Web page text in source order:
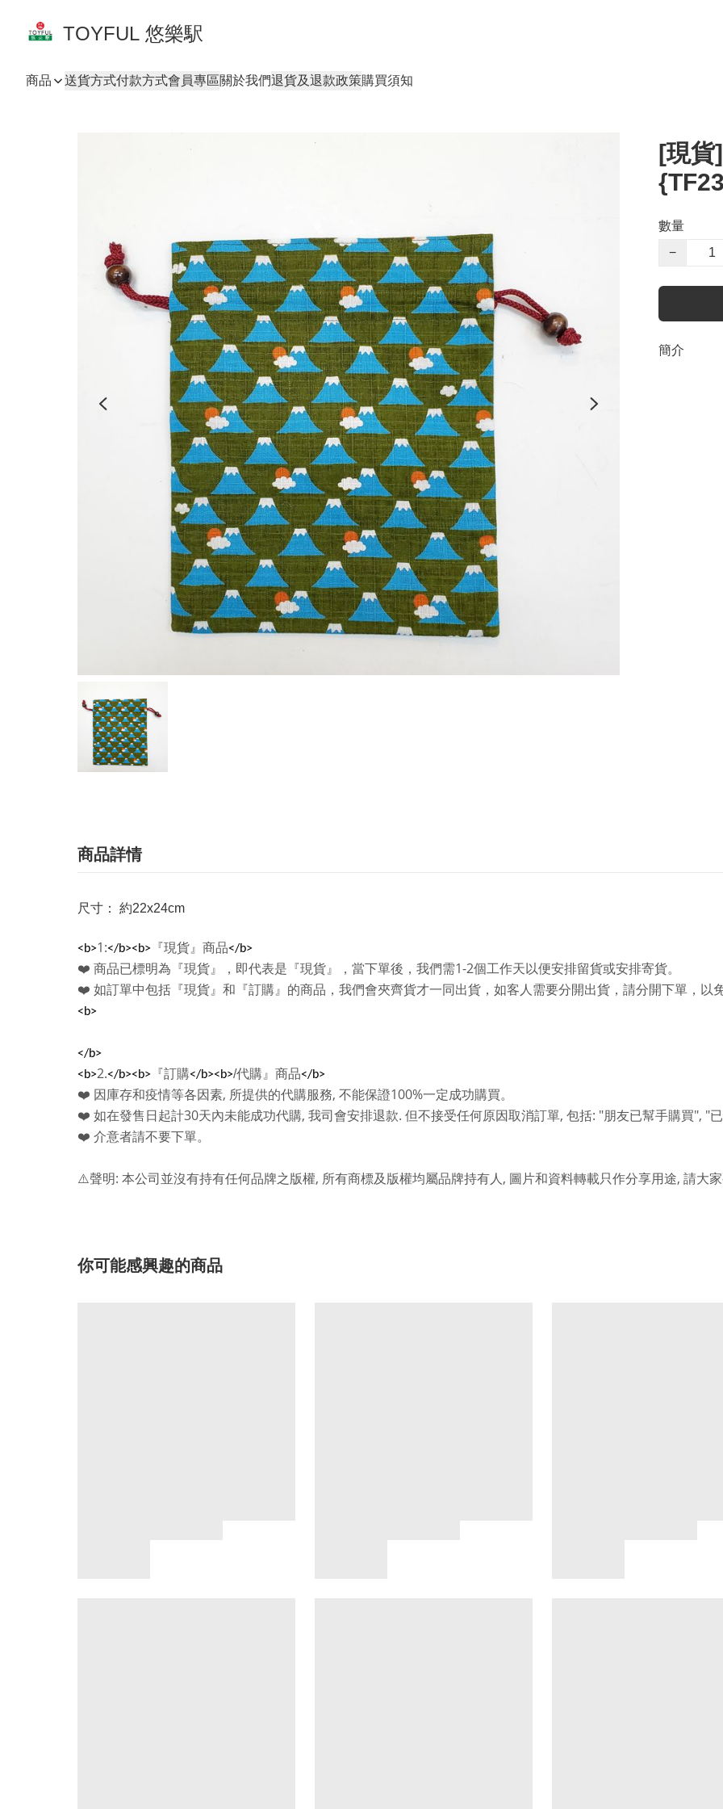
TOYFUL 悠樂駅
商品 送貨方式付款方式會員專區關於我們退貨及退款政策購買須知
[現貨
數量
−
簡介
商品詳情
尺寸： 約22x24cm
<b>1:</b><b> 『現貨』商品</b>
❤️ 商品已標明為『現貨』，即代表是『現貨』，當下單後，我們需1-2個工作天以便安排留貨或安排寄貨。
❤️ 如訂單中包括『現貨』和『訂購』的商品，我們會夾齊貨才一同出貨，如客人需要分開出貨，請分開下單，以
<b>
</b>
<b>2.</b><b> 『訂購</b><b>/代購』商品</b>
❤️ 因庫存和疫情等各因素, 所提供的代購服務, 不能保證100%一定成功購買。
❤️ 如在發售日起計30天內未能成功代購, 我司會安排退款. 但不接受任何原因取消訂單, 包括: "朋友已幫手購買", "
❤️ 介意者請不要下單。
⚠️聲明: 本公司並沒有持有任何品牌之版權, 所有商標及版權均屬品牌持有人 , 圖片和資料轉載只作分享用途, 請大
你可能感興趣的商品